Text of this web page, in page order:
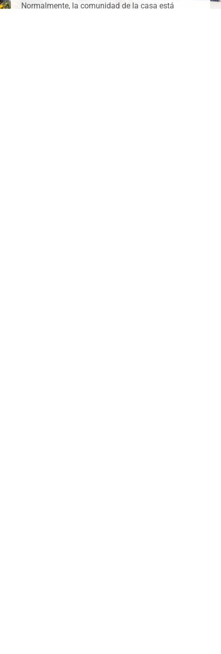
Normalmente, la comunidad de la casa está